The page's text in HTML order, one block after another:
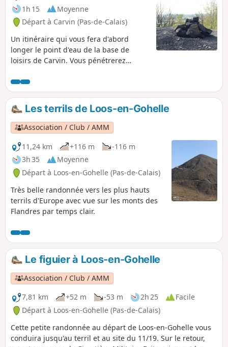
symboles de la reconversion du bassin
minier Nord-Pas de Calais.
1h 15
Moyenne
Départ à Carvin (Pas-de-Calais)
Un itinéraire qui vous fera d'abord
longer le point d'eau de la base de
loisirs de Carvin. Vous pénétrerez
l'ascension du terril (bonne grimpette).
De là haut, vous aurez un point de vue
sur le bassin minier.
Les terrils de Loos-en-Gohelle
Association / Club / AMM
11,24 km
+116 m
-116 m
3h 35
Moyenne
Départ à Loos-en-Gohelle (Pas-de-Calais)
Très belle randonnée vers les plus hauts
terrils d'Europe avec vue sur les monts des
Flandres par temps clair.
Le figuier à Loos-en-Gohelle
Association / Club / AMM
7,81 km
+52 m -53 m 2h 25
Facile
Départ à Loos-en-Gohelle (Pas-de-Calais)
Cette petite randonnée au départ de Loos-en-Gohelle vous
conduira jusqu'au terril et au site du 11/19. Sur le retour,